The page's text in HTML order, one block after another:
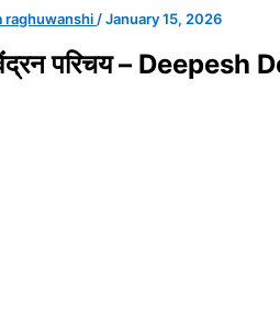
raghuwanshi /January 15, 2026
परिचय –